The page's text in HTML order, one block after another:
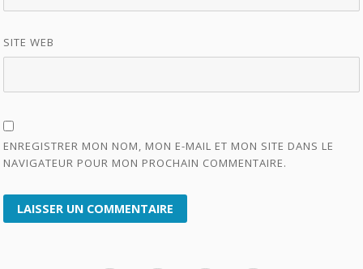
SITE WEB
ENREGISTRER MON NOM, MON E-MAIL ET MON SITE DANS LE
NAVIGATEUR POUR MON PROCHAIN COMMENTAIRE.